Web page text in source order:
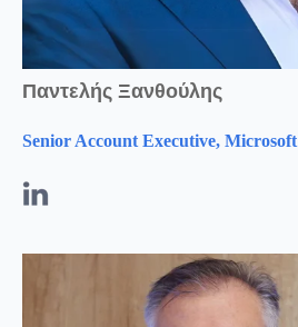
Παντελής Ξανθούλης
Senior Account Executive, Microsoft